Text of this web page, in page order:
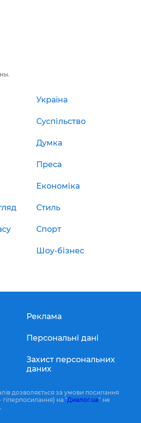
Україна
Суспільство
Думка
Преса
Економіка
Стиль
Спорт
Шоу-бізнес
Реклама
Персональні дані
Захист персональних
даних
дозволяється за умови посилання
гіперпосилання) на "Диалог.ua" не